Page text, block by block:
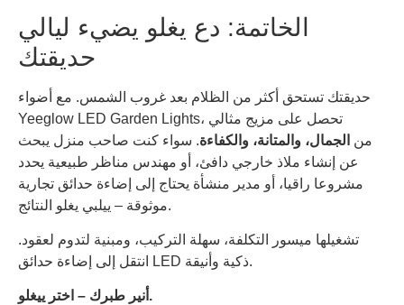
الخاتمة: دع يغلو يضيء ليالي
حديقتك
حديقتك تستحق أكثر من الظلام بعد غروب الشمس. مع أضواء
Yeeglow LED Garden Lights، تحصل على مزيج مثالي
من الجمال، والمتانة، والكفاءة. سواء كنت صاحب منزل يبحث
عن إنشاء ملاذ خارجي دافئ، أو مهندس مناظر طبيعية يحدد
مشروعا راقيا، أو مدير منشأة يحتاج إلى إضاءة حدائق تجارية
موثوقة – ييلبي يغلو النتائج.
تشغيلها ميسور التكلفة، سهلة التركيب، ومبنية لتدوم لعقود.
انتقل إلى إضاءة حدائق LED ذكية وأنيقة.
أنير طبرك – اختر ييغلو.